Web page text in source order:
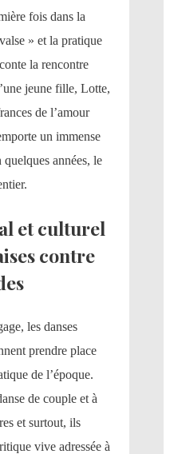
fois dans la
» et la pratique
la rencontre
jeune fille, Lotte,
de l’amour
un immense
années, le
et culturel
contre
les danses
prendre place
de l’époque.
de couple et à
et surtout, ils
vive adressée à